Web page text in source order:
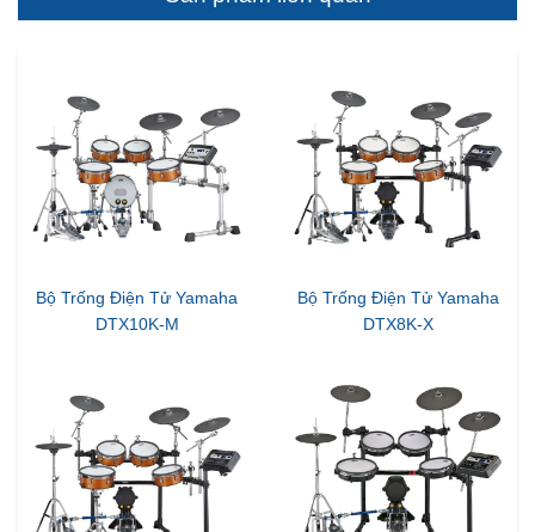
Bộ Trống Điện Tử Yamaha
DTX10K-M
Bộ Trống Điện Tử Yamaha
DTX8K-X